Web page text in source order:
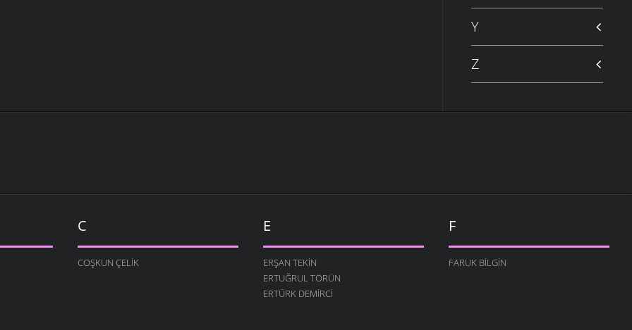
Y
Z
C
COŞKUN ÇELIK
E
ERŞAN TEKIN
ERTUĞRUL TÖRÜN
ERTÜRK DEMIRCI
F
FARUK BILGIN